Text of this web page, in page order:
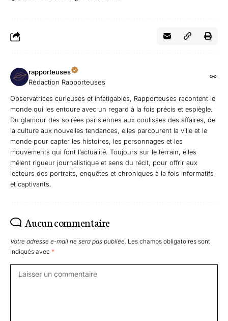
rapporteuses
Rédaction Rapporteuses
Observatrices curieuses et infatigables, Rapporteuses racontent le
monde qui les entoure avec un regard à la fois précis et espiègle.
Du glamour des soirées parisiennes aux coulisses des affaires, de
la culture aux nouvelles tendances, elles parcourent la ville et le
monde pour capter les histoires, les personnages et les
mouvements qui font l’actualité. Toujours sur le terrain, elles
mêlent rigueur journalistique et sens du récit, pour offrir aux
lecteurs des portraits, enquêtes et chroniques à la fois informatifs
et captivants.
Aucun commentaire
Votre adresse e-mail ne sera pas publiée. Les champs obligatoires sont
indiqués avec *